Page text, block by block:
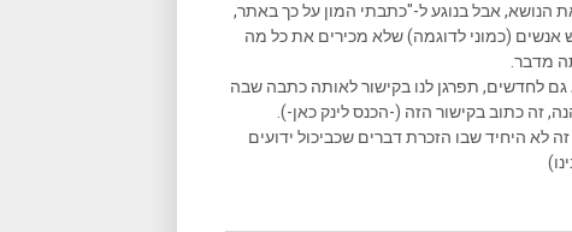
הנושא, אבל בנוגע ל-"כתבתי המון על כך באתר,
אנשים (כמוני לדוגמה) שלא מכירים את כל מה
מדבר.
לחדשים, תפרגן לנו בקישור לאותה כתבה שבה
זה כתוב בקישור הזה (-הכנס לינק כאן-).
היחיד שבו הזכרת דברים שכביכול ידועים